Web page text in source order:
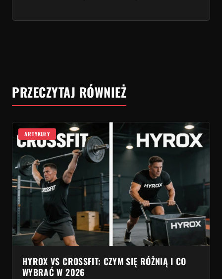
PRZECZYTAJ RÓWNIEŻ
ARTYKUŁY
HYROX VS CROSSFIT: CZYM SIĘ RÓŻNIĄ I CO
WYBRAĆ W 2026